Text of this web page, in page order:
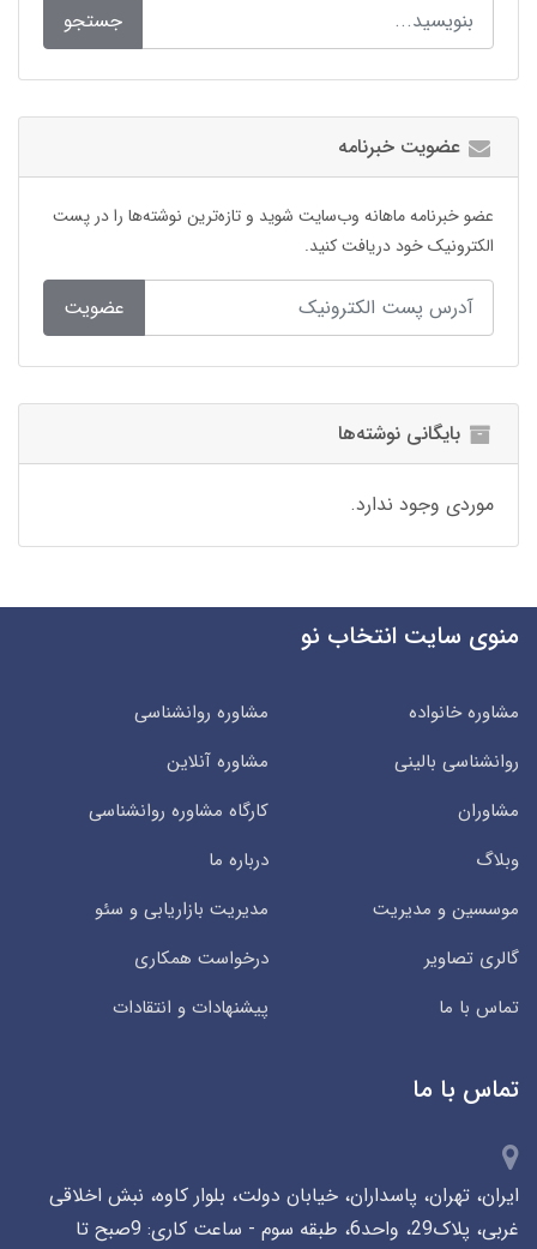
جستجو
عضویت خبرنامه
عضو خبرنامه ماهانه وب‌سایت شوید و تازه‌ترین نوشته‌ها را در پست
الکترونیک خود دریافت کنید.
عضویت
بایگانی نوشته‌ها
موردی وجود ندارد.
منوی سایت انتخاب نو
مشاوره خانواده
مشاوره روانشناسی
روانشناسی بالینی
مشاوره آنلاین
مشاوران
کارگاه مشاوره روانشناسی
وبلاگ
درباره ما
موسسین و مدیریت
مدیریت بازاریابی و سئو
گالری تصاویر
درخواست همکاری
تماس با ما
پیشنهادات و انتقادات
تماس با ما
ایران، تهران، پاسداران، خیابان دولت، بلوار کاوه، نبش اخلاقی
غربی، پلاک29، واحد6، طبقه سوم - ساعت کاری: 9صبح تا